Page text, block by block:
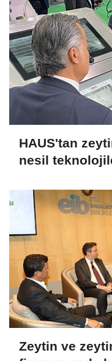
HAUS'tan
nesil
Zeytin ve